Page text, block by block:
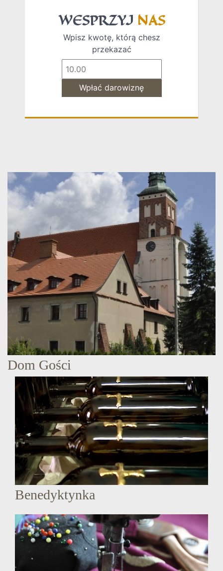
WESPRZYJ NAS
Wpisz kwotę, którą chesz
przekazać
Dom Gości
Benedyktynka